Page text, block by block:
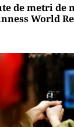
de metri de
World